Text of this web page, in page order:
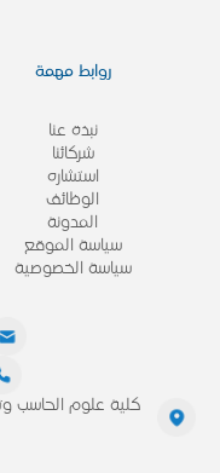
روابط مهمة
نبذة عنا
شركائنا
استشاره
الوظائف
المدونة
سياسة الموقع
سياسة الخصوصية
كلية علوم الحاسب